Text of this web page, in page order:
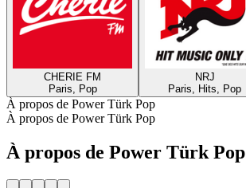
CHERIE FM
Paris, Pop
NRJ
Paris, Hits, Pop
À propos de Power Türk Pop
À propos de Power Türk Pop
À propos de Power Türk Pop